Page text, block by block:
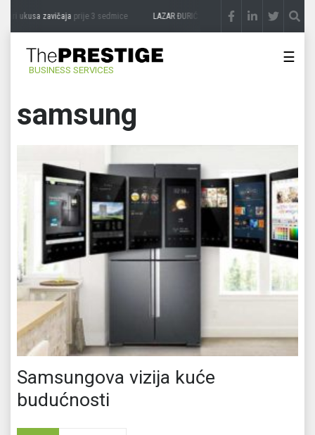
zavičajaprije 3 sedmice LAZAR ĐURIĆ: Promocija potencijal pretvara u
BUSINESS SERVICES
☰
samsung
Samsungova vizija kuće
budućnosti